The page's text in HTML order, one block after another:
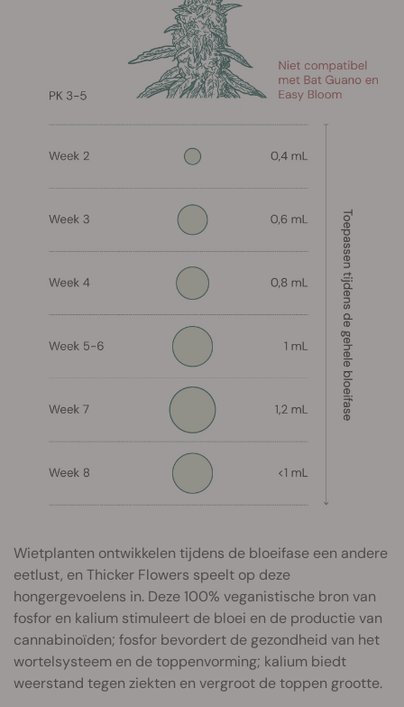
Wietplanten ontwikkelen tijdens de bloeifase een andere
eetlust, en Thicker Flowers speelt op deze
hongergevoelens in. Deze 100% veganistische bron van
fosfor en kalium stimuleert de bloei en de productie van
cannabinoïden; fosfor bevordert de gezondheid van het
wortelsysteem en de toppenvorming; kalium biedt
weerstand tegen ziekten en vergroot de toppen grootte.